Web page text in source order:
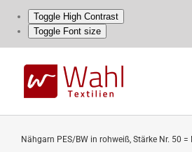
Toggle High Contrast
Toggle Font size
content
Nähgarn PES/BW in rohweiß, Stärke Nr. 50